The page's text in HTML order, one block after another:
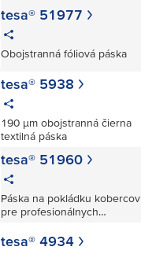
tesa® 51977
Obojstranná fóliová páska
tesa® 5938
190 µm obojstranná čierna
textilná páska
tesa® 51960
Páska na pokládku kobercov
pre profesionálnych
tesa® 4934